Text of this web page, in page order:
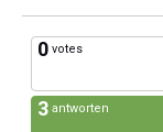
0 votes
3 antworten